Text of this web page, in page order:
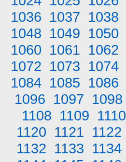
1036 1037 1038
1048 1049 1050
1060 1061 1062
1072 1073 1074
1084 1085 1086
1096 1097 1098
1108 1109 1110
1120 1121 1122
1132 1133 1134